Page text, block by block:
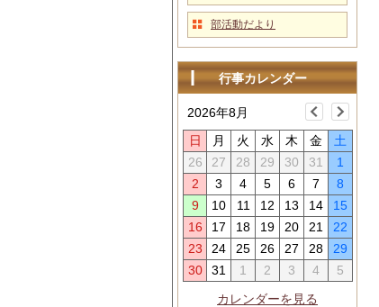
部活動だより
行事カレンダー
2026年8月
日 月 火 水 木 金
土
26
27 28 29 30 31
1
2
3 4 5 6 7
8
9
10 11 12 13 14
15
16
17 18 19 20 21
22
23
24 25 26 27 28
29
30
31 1 2 3 4
5
カレンダーを見る